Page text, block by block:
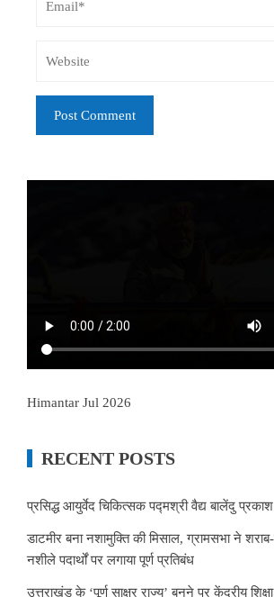
Himantar Jul 2026
RECENT POSTS
प्रसिद्ध आयुर्वेद चिकित्सक पद्मश्री वैद्य बालेंदु
डाटमीर बना नशामुक्ति की मिसाल, ग्रामसभा ने
नशीले पदार्थों पर लगाया पूर्ण प्रतिबंध
उत्तराखंड के ‘पूर्ण साक्षर राज्य’ बनने पर केंद्रीय